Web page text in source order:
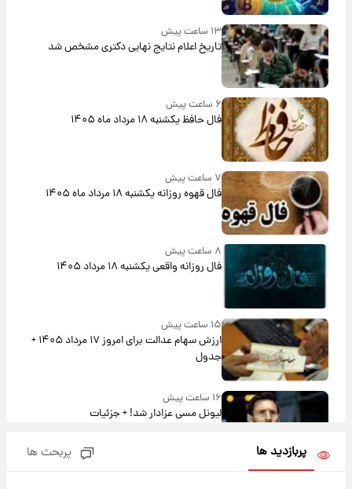
۱۳ ساعت پیش
تاریخ اعلام نتایج نهایی دکتری مشخص شد
۶ ساعت پیش
فال حافظ یکشنبه ۱۸ مرداد ماه ۱۴۰۵
۷ ساعت پیش
فال قهوه روزانه یکشنبه ۱۸ مرداد ماه ۱۴۰۵
۸ ساعت پیش
فال روزانه واقعی یکشنبه ۱۸ مرداد ۱۴۰۵
۱۵ ساعت پیش
ارزش سهام عدالت برای امروز ۱۷ مرداد ۱۴۰۵ +
جدول
۱۶ ساعت پیش
لیونل مسی عزادار شد! + جزئیات
پربازدید ها پربحث ها